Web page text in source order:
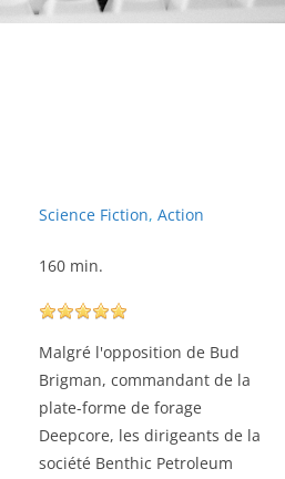
Science Fiction, Action
160 min.
Malgré l'opposition de Bud
Brigman, commandant de la
plate-forme de forage
Deepcore, les dirigeants de la
société Benthic Petroleum